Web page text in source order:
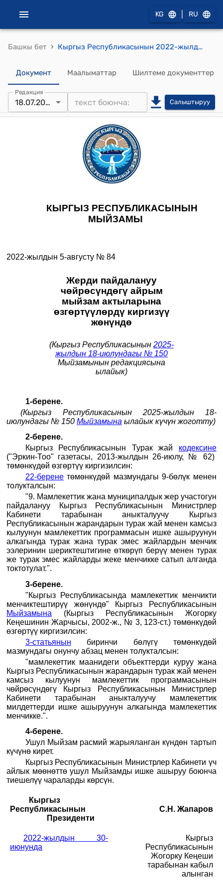
KG RU
Башкы бет › Кыргыз Республикасынын 2022-жылдын 5-августундагы № 84 "Жерди пайдалануу чөйрөсүндөгү айрым мыйзам актыларына өзгөртүүлөрдү киргизүү жөнүндө" Мыйзамы
Документ Маалыматтар Шилтеме документтер
Редакция
18.07.2025 Салыштыруу